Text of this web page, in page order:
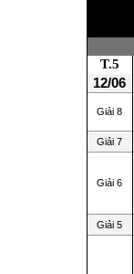
T.5
12/06
Giải 8
Giải 7
Giải 6
Giải 5